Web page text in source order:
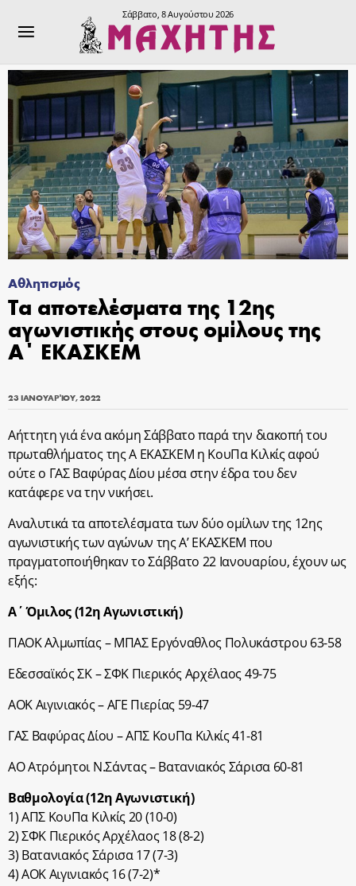
Σάββατο, 8 Αυγούστου 2026
Αθλητισμός
Τα αποτελέσματα της 12ης
αγωνιστικής στους ομίλους της
Α΄ ΕΚΑΣΚΕΜ
23 ΙΑΝΟΥΑΡΊΟΥ, 2022
Αήττητη γιά ένα ακόμη Σάββατο παρά την διακοπή του
πρωταθλήματος της Α ΕΚΑΣΚΕΜ η ΚουΠα Κιλκίς αφού
ούτε ο ΓΑΣ Βαφύρας Δίου μέσα στην έδρα του δεν
κατάφερε να την νικήσει.
Αναλυτικά τα αποτελέσματα των δύο ομίλων της 12ης
αγωνιστικής των αγώνων της A’ ΕΚΑΣΚΕΜ που
πραγματοποιήθηκαν το Σάββατο 22 Ιανουαρίου, έχουν ως
εξής:
Α΄ Όμιλος (12η Αγωνιστική)
ΠΑΟΚ Αλμωπίας – ΜΠΑΣ Εργόναθλος Πολυκάστρου 63-58
Εδεσσαϊκός ΣΚ – ΣΦΚ Πιερικός Αρχέλαος 49-75
ΑΟΚ Αιγινιακός – ΑΓΕ Πιερίας 59-47
ΓΑΣ Βαφύρας Δίου – ΑΠΣ ΚουΠα Κιλκίς 41-81
ΑΟ Ατρόμητοι Ν.Σάντας – Βατανιακός Σάρισα 60-81
Βαθμολογία (12η Αγωνιστική)
1) ΑΠΣ ΚουΠα Κιλκίς 20 (10-0)
2) ΣΦΚ Πιερικός Αρχέλαος 18 (8-2)
3) Βατανιακός Σάρισα 17 (7-3)
4) ΑΟΚ Αιγινιακός 16 (7-2)*